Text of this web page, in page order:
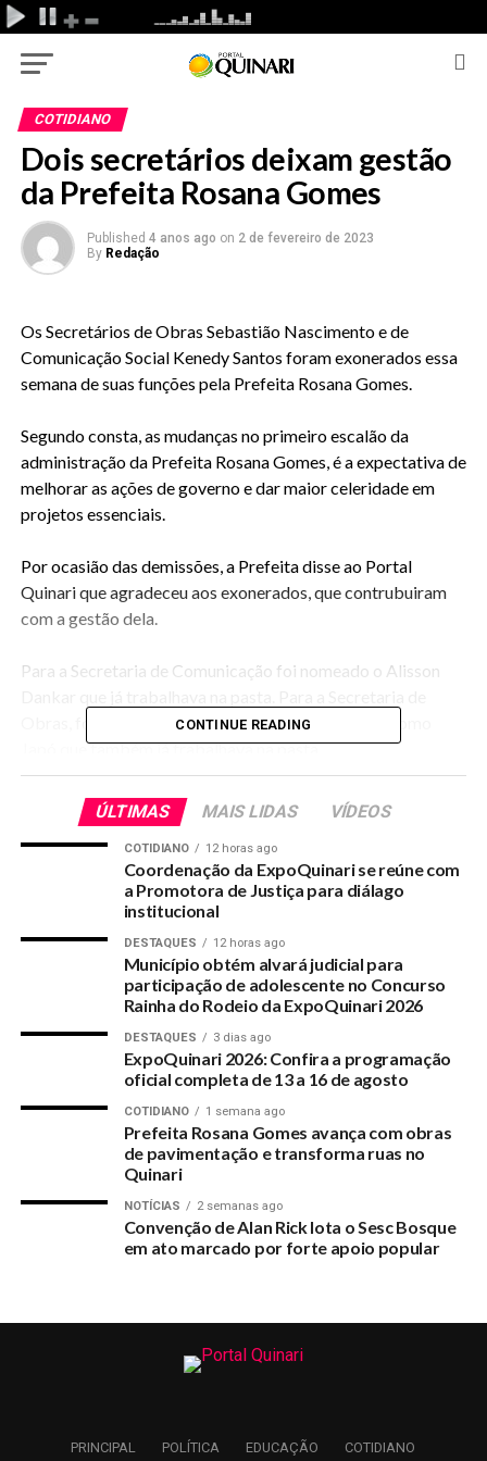
COTIDIANO
Dois secretários deixam gestão
da Prefeita Rosana Gomes
Published 4 anos ago on 2 de fevereiro de 2023
By Redação
Os Secretários de Obras Sebastião Nascimento e de
Comunicação Social Kenedy Santos foram exonerados essa
semana de suas funções pela Prefeita Rosana Gomes.
Segundo consta, as mudanças no primeiro escalão da
administração da Prefeita Rosana Gomes, é a expectativa de
melhorar as ações de governo e dar maior celeridade em
projetos essenciais.
Por ocasião das demissões, a Prefeita disse ao Portal
Quinari que agradeceu aos exonerados, que contrubuiram
com a gestão dela.
Para a Secretaria de Comunicação foi nomeado o Alisson
Obras, foi nomeado o Francisco Arino, conhecido como
Japó que também já trabalhava na pasta.
RELATED TOPICS:
Sinteac em atendimento a Lei faz novas indicações
para Conselho do Fundeb
DON'T MISS
Escolas Municipais estão com matrículas abertas
CONTINUE READING
ÚLTIMAS MAIS LIDAS VÍDEOS
COTIDIANO 12 horas ago
Coordenação da ExpoQuinari se reúne com
a Promotora de Justiça para diálago
institucional
DESTAQUES 12 horas ago
Município obtém alvará judicial para
participação de adolescente no Concurso
Rainha do Rodeio da ExpoQuinari 2026
DESTAQUES 3 dias ago
ExpoQuinari 2026: Confira a programação
oficial completa de 13 a 16 de agosto
COTIDIANO 1 semana ago
Prefeita Rosana Gomes avança com obras
de pavimentação e transforma ruas no
Quinari
NOTÍCIAS 2 semanas ago
Convenção de Alan Rick lota o Sesc Bosque
em ato marcado por forte apoio popular
PRINCIPAL POLÍTICA EDUCAÇÃO COTIDIANO